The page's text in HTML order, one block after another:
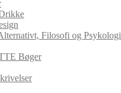
Filosofi og Psykologi
Bøger